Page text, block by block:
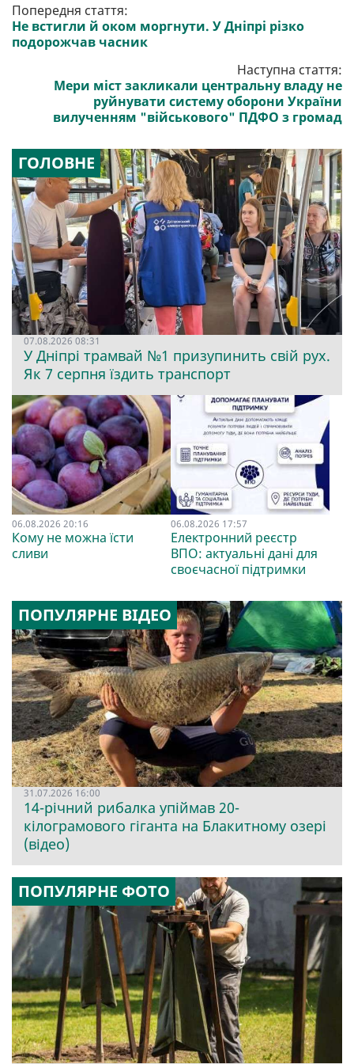
Попередня стаття:
Не встигли й оком моргнути. У Дніпрі різко
подорожчав часник
Наступна стаття:
Мери міст закликали центральну владу не
руйнувати систему оборони України
вилученням "військового" ПДФО з громад
ГОЛОВНЕ
07.08.2026 08:31
У Дніпрі трамвай №1 призупинить свій рух.
Як 7 серпня їздить транспорт
06.08.2026 20:16
Кому не можна їсти
сливи
06.08.2026 17:57
Електронний реєстр
ВПО: актуальні дані для
своєчасної підтримки
ПОПУЛЯРНЕ ВІДЕО
31.07.2026 16:00
14-річний рибалка упіймав 20-
кілограмового гіганта на Блакитному озері
(відео)
ПОПУЛЯРНЕ ФОТО